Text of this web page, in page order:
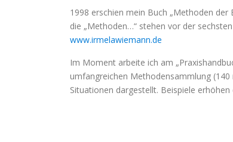
1998 erschien mein Buch „Methoden
die „Methoden…“ stehen vor der
www.irmelawiemann.de
Im Moment arbeite ich am
umfangreichen Methodensammlung
Situationen dargestellt. Beispiele